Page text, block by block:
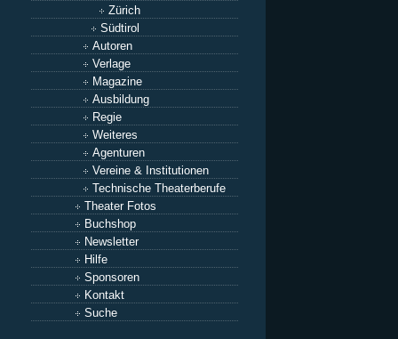
Zürich
Südtirol
Autoren
Verlage
Magazine
Ausbildung
Regie
Weiteres
Agenturen
Vereine & Institutionen
Technische Theaterberufe
Theater Fotos
Buchshop
Newsletter
Hilfe
Sponsoren
Kontakt
Suche